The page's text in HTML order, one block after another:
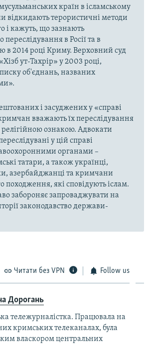
країн в ісламському
відкидають терористичні методи
і кажуть, що зазнають
в Росії та в
в 2014 році Криму. Верховний суд
ут-Тахрір» у 2003 році,
об'єднань, названих
і засуджених у «справі
вважають їх переслідування
ознакою. Адвокати
у цій справі
органами –
татари, а також українці,
азербайджанці та кримчани
походження, які сповідують іслам.
забороняє запроваджувати на
законодавство держави-
Читати без VPN Follow us
Дорогань
тележурналістка. Працювала на
кримських телеканалах, була
власкором центральних